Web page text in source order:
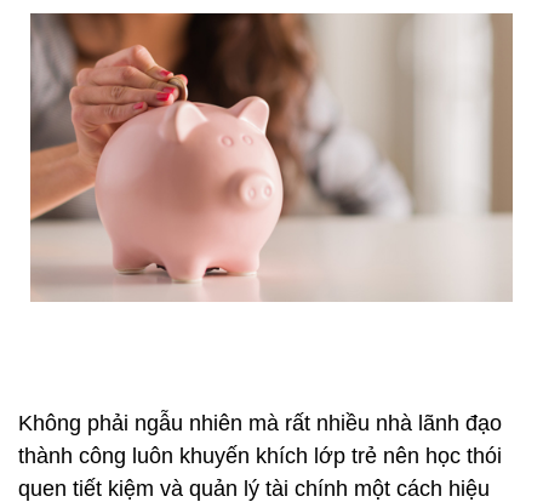
Không phải ngẫu nhiên mà rất nhiều nhà lãnh đạo
thành công luôn khuyến khích lớp trẻ nên học thói
quen tiết kiệm và quản lý tài chính một cách hiệu